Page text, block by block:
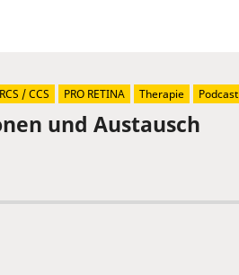
und Austausch
RCS / CCS PRO RETINA Therapie Podcast